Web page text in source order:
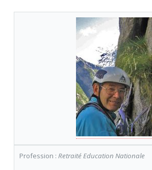
Profession : Retraité Education Nationale